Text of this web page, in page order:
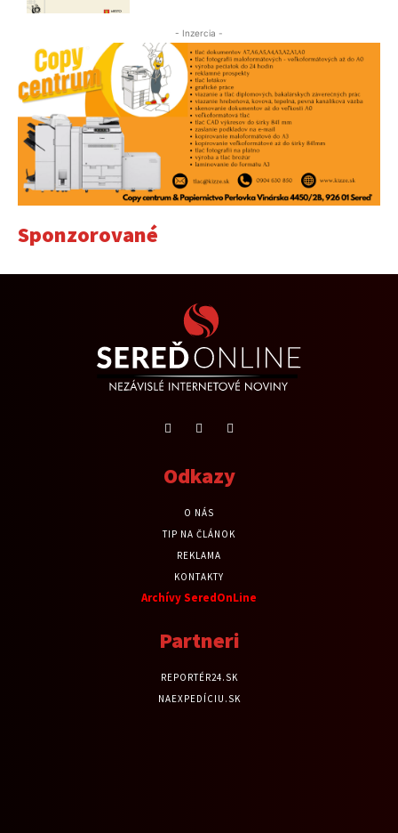
- Inzercia -
Sponzorované
Odkazy
O NÁS
TIP NA ČLÁNOK
REKLAMA
KONTAKTY
Archívy SeredOnLine
Partneri
REPORTÉR24.SK
NAEXPEDÍCIU.SK